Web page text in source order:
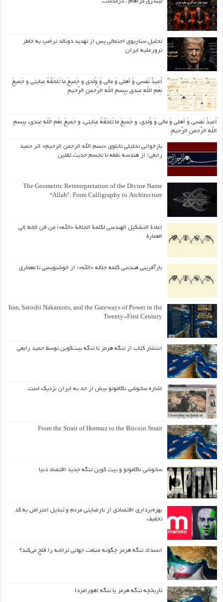
تحلیل سناریوی احتمالی پس از تهدید دونالد ترامپ به خاطر
ترورعلیه ایران
اُعیذُ نَفسی وَ أهلی وَ مالی وَ وُلدی و جَمیعَ ما تَلحَقُهُ عِنایتی و جَمیعَ
نِعَمِ اللّهِ عِندی بِبِسمِ اللّهِ الرَّحمنِ الرَّحیمِ
اُعیذُ نَفسی وَ أهلی وَ مالی وَ وُلدی، و جَمیعَ ما تَلحَقُهُ عِنایتی، و جَمیعَ نِعَمِ اللّهِ عِندی، بِبِسمِ
اللّهِ الرَّحمنِ الرَّحیمِ.
بازخوانی تحلیلی تابلوی «بسم الله الرحمن الرحیم» اثر حمید
رابعی؛ از هندسه نقطه تا تجسم حدیث ثقلین
The Geometric Reinterpretation of the Divine Name
“Allah”: From Calligraphy to Architecture
إعادة التشكيل الهندسي لكلمة الجلالة «الله»؛ من فن الخط إلى
العمارة
بازآفرینی هندسی کلمه جلاله «الله»؛ از خوشنویسی تا معماری
Iran, Satoshi Nakamoto, and the Gateways of Power in the
Twenty-First Century
انتشار کتاب از تنگه هرمز تا تنگه بیت‌کوین توسط حمید رابعی
اشاره ساتوشی ناکاموتو بیش از حد به ایران نزدیک است
From the Strait of Hormuz to the Bitcoin Strait
ساتوشی ناکاموتو و بیت کوین تنگه جدید اقتصاد دنیا
بهره‌برداری اقتصادی از نارضایتی مردم و تبدیل اعتراض به کد
تخفیف
انسداد تنگه هرمز چگونه صنعت جهانی تراشه را فلج می‌کند؟
تاریخچه تنگه هرمز یا تنگه اهورامزدا